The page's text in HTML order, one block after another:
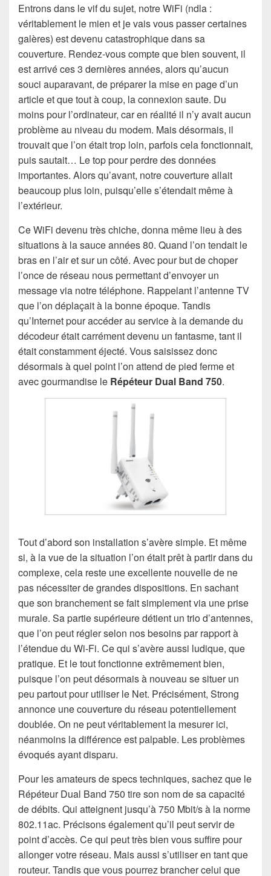
Entrons dans le vif du sujet, notre WiFi (ndla :
véritablement le mien et je vais vous passer certaines
galères) est devenu catastrophique dans sa
couverture. Rendez-vous compte que bien souvent, il
est arrivé ces 3 dernières années, alors qu’aucun
souci auparavant, de préparer la mise en page d’un
article et que tout à coup, la connexion saute. Du
moins pour l’ordinateur, car en réalité il n’y avait aucun
problème au niveau du modem. Mais désormais, il
trouvait que l’on était trop loin, parfois cela fonctionnait,
puis sautait… Le top pour perdre des données
importantes. Alors qu’avant, notre couverture allait
beaucoup plus loin, puisqu’elle s’étendait même à
l’extérieur.
Ce WiFi devenu très chiche, donna même lieu à des
situations à la sauce années 80. Quand l’on tendait le
bras en l’air et sur un côté. Avec pour but de choper
l’once de réseau nous permettant d’envoyer un
message via notre téléphone. Rappelant l’antenne TV
que l’on déplaçait à la bonne époque. Tandis
qu’Internet pour accéder au service à la demande du
décodeur était carrément devenu un fantasme, tant il
était constamment éjecté. Vous saisissez donc
désormais à quel point l’on attend de pied ferme et
avec gourmandise le Répéteur Dual Band 750.
Tout d’abord son installation s’avère simple. Et même
si, à la vue de la situation l’on était prêt à partir dans du
complexe, cela reste une excellente nouvelle de ne
pas nécessiter de grandes dispositions. En sachant
que son branchement se fait simplement via une prise
murale. Sa partie supérieure détient un trio d’antennes,
que l’on peut régler selon nos besoins par rapport à
l’étendue du Wi-Fi. Ce qui s’avère aussi ludique, que
pratique. Et le tout fonctionne extrêmement bien,
puisque l’on peut désormais à nouveau se situer un
peu partout pour utiliser le Net. Précisément, Strong
annonce une couverture du réseau potentiellement
doublée. On ne peut véritablement la mesurer ici,
néanmoins la différence est palpable. Les problèmes
évoqués ayant disparu.
Pour les amateurs de specs techniques, sachez que le
Répéteur Dual Band 750 tire son nom de sa capacité
de débits. Qui atteignent jusqu’à 750 Mbit/s à la norme
802.11ac. Précisons également qu’il peut servir de
point d’accès. Ce qui peut très bien vous suffire pour
allonger votre réseau. Mais aussi s’utiliser en tant que
routeur. Tandis que vous pourrez brancher celui que